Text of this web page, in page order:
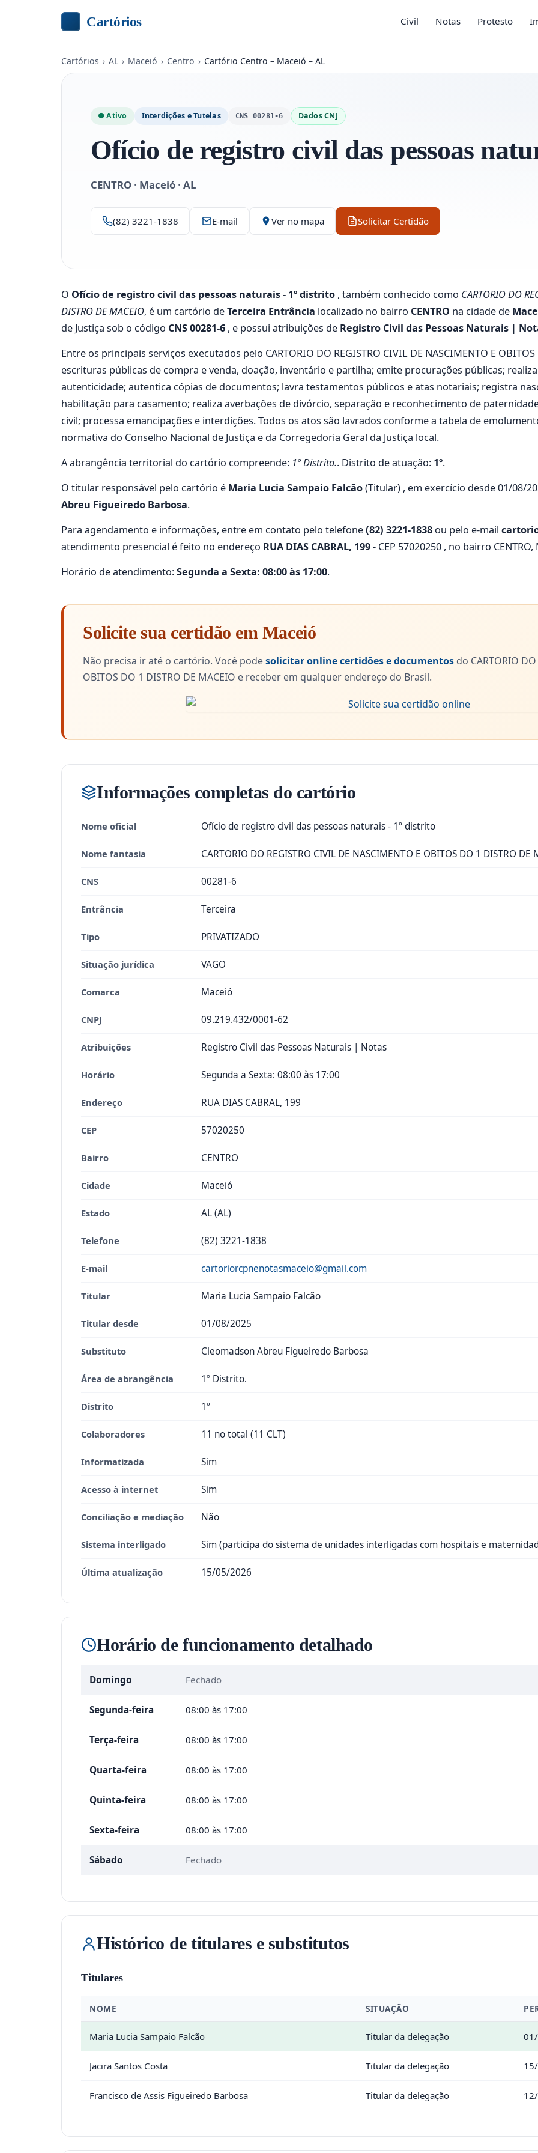
Cartórios Civil Notas Protesto
Cartórios › AL › Maceió › Centro › Cartório Centro – Maceió – AL
● Ativo Interdições e Tutelas CNS 00281-6 Dados CNJ
Ofício de registro civil das pessoas
CENTRO · Maceió · AL
(82) 3221-1838 E-mail Ver no mapa Solicitar Certidão
O Ofício de registro civil das pessoas naturais - 1º distrito , também conhecido como CARTORIO DO
DISTRO DE MACEIO, é um cartório deTerceira Entrância localizado no bairro CENTRO na cidade de
de Justiça sob o código CNS 00281-6 , e possui atribuições de Registro Civil das Pessoas Naturais |
Entre os principais serviços executados pelo CARTORIO DO REGISTRO CIVIL DE NASCIMENTO E
escrituras públicas de compra e venda, doação, inventário e partilha; emite procurações públicas;
autenticidade; autentica cópias de documentos; lavra testamentos públicos e atas notariais; registra
habilitação para casamento; realiza averbações de divórcio, separação e reconhecimento de
civil; processa emancipações e interdições. Todos os atos são lavrados conforme a tabela de
normativa do Conselho Nacional de Justiça e da Corregedoria Geral da Justiça local.
A abrangência territorial do cartório compreende: 1º Distrito.. Distrito de atuação: 1º.
O titular responsável pelo cartório é Maria Lucia Sampaio Falcão(Titular) , em exercício desde 01/08/
Abreu Figueiredo Barbosa.
Para agendamento e informações, entre em contato pelo telefone(82) 3221-1838 ou pelo e-mail
atendimento presencial é feito no endereço RUA DIAS CABRAL, 199- CEP 57020250 , no bairro CENTRO,
Horário de atendimento:Segunda a Sexta: 08:00 às 17:00.
Solicite sua certidão em Maceió
Não precisa ir até o cartório. Você podesolicitar online certidões e documentos do CARTORIO
OBITOS DO 1 DISTRO DE MACEIO e receber em qualquer endereço do Brasil.
Informações completas do cartório
Nome oficial Ofício de registro civil das pessoas naturais - 1º distrito
Nome fantasia CARTORIO DO REGISTRO CIVIL DE NASCIMENTO E OBITOS DO 1 DISTRO DE
CNS 00281-6
Entrância Terceira
Tipo PRIVATIZADO
Situação jurídica VAGO
Comarca Maceió
CNPJ 09.219.432/0001-62
Atribuições Registro Civil das Pessoas Naturais | Notas
Horário Segunda a Sexta: 08:00 às 17:00
Endereço RUA DIAS CABRAL, 199
CEP 57020250
Bairro CENTRO
Cidade Maceió
Estado AL (AL)
Telefone (82) 3221-1838
E-mail cartoriorcpnenotasmaceio@gmail.com
Titular Maria Lucia Sampaio Falcão
Titular desde 01/08/2025
Substituto Cleomadson Abreu Figueiredo Barbosa
Área de abrangência 1º Distrito.
Distrito 1º
Colaboradores 11 no total (11 CLT)
Informatizada Sim
Acesso à internet Sim
Conciliação e mediação Não
Sistema interligado Sim (participa do sistema de unidades interligadas com hospitais e
Última atualização 15/05/2026
Horário de funcionamento detalhado
Domingo Fechado
Segunda-feira 08:00 às 17:00
Terça-feira 08:00 às 17:00
Quarta-feira 08:00 às 17:00
Quinta-feira 08:00 às 17:00
Sexta-feira 08:00 às 17:00
Sábado Fechado
Histórico de titulares e substitutos
Titulares
NOME SITUAÇÃO
Maria Lucia Sampaio Falcão Titular da delegação
Jacira Santos Costa Titular da delegação
Francisco de Assis Figueiredo Barbosa Titular da delegação